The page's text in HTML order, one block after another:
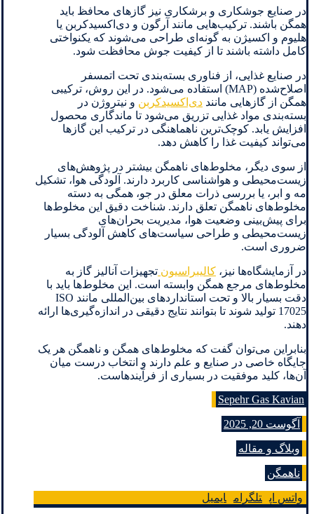
در صنایع جوشکاری و برشکاری نیز گازهای محافظ باید
همگن باشند. ترکیب‌هایی مانند آرگون و دی‌اکسیدکربن یا
هلیوم و اکسیژن به گونه‌ای طراحی می‌شوند که یکنواختی
کامل داشته باشند تا از کیفیت جوش محافظت شود.
در صنایع غذایی، از فناوری بسته‌بندی تحت اتمسفر
اصلاح‌شده (MAP) استفاده می‌شود. در این روش، ترکیبی
همگن از گازهایی مانند دی‌اکسیدکربن و نیتروژن در
بسته‌بندی مواد غذایی تزریق می‌شود تا ماندگاری محصول
افزایش یابد. کوچک‌ترین ناهماهنگی در ترکیب این گازها
می‌تواند کیفیت غذا را کاهش دهد.
از سوی دیگر، مخلوط‌های ناهمگن بیشتر در پژوهش‌های
زیست‌محیطی و هواشناسی کاربرد دارند. آلودگی هوا، تشکیل
مه و ابر، یا بررسی ذرات معلق در جو، همگی به دسته
مخلوط‌های ناهمگن تعلق دارند. شناخت دقیق این مخلوط‌ها
برای پیش‌بینی وضعیت هوا، مدیریت بحران‌های
زیست‌محیطی و طراحی سیاست‌های کاهش آلودگی بسیار
ضروری است.
در آزمایشگاه‌ها نیز، کالیبراسیون تجهیزات آنالیز گاز به
مخلوط‌های مرجع همگن وابسته است. این مخلوط‌ها باید با
دقت بسیار بالا و تحت استانداردهای بین‌المللی مانند ISO
17025 تولید شوند تا بتوانند نتایج دقیقی در اندازه‌گیری‌ها ارائه
دهند.
بنابراین می‌توان گفت که مخلوط‌های همگن و ناهمگن هر یک
جایگاه خاصی در صنایع و علم دارند و انتخاب درست میان
آن‌ها، کلید موفقیت در بسیاری از فرآیندهاست.
Sepehr Gas Kavian
آگوست 20, 2025
وبلاگ و مقاله
ناهمگن
واتس اپ تلگرام ایمیل